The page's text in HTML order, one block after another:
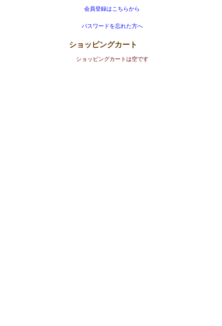
会員登録はこちらから
パスワードを忘れた方へ
ショッピングカート
ショッピングカートは空です